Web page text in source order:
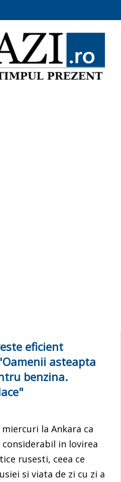
eficient
asteapta
benzina.
la Ankara ca
considerabil in lovirea
rusesti, ceea ce
si viata de zi cu zi a